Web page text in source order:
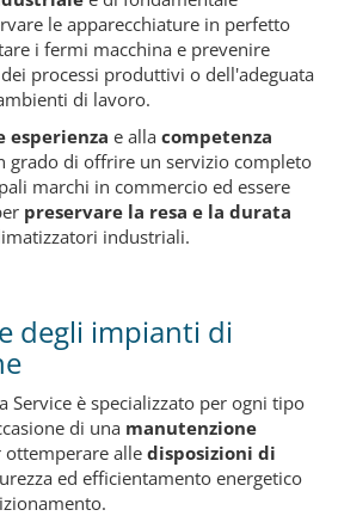
le apparecchiature in perfetto
i fermi macchina e prevenire
processi produttivi o dell'adeguata
di lavoro.
esperienza e alla competenza
grado di offrire un servizio completo
marchi in commercio ed essere
preservare la resa e la durata
industriali.
degli impianti di
Service è specializzato per ogni tipo
di una manutenzione
ottemperare alle disposizioni di
ed efficientamento energetico